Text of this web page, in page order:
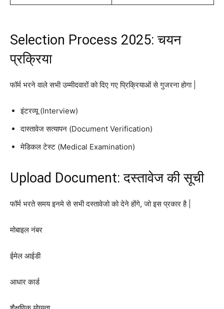
Selection Process 2025: चयन
प्रक्रिया
फॉर्म भरने वाले सभी उम्मीदवारों को दिए गए प्रिक्रियाओं से गुजरना होगा |
इंटरव्यू (Interview)
दास्तावेज सत्यापन (Document Verification)
मेडिकल टेस्ट (Medical Examination)
Upload Document: दस्तावेज की सूची
फॉर्म भरते समय इनमे से सभी दस्तावेजो को देने होंगे, जो इस प्रकार है |
मोबाइल नंबर
ईमेल आईडी
आधार कार्ड